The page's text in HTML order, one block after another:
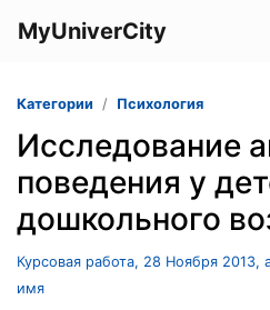
MyUniverCity
Категории Психология
Исследование
поведения у
дошкольного
Курсовая работа, 28 Ноября 2013,
имя